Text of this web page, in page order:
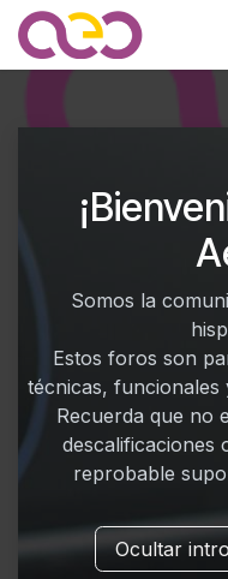
Ir al contenido
Somos la
Estos foros son
técnicas, funcionales
Recuerda que no
descalificaciones
reprobable
Ocultar